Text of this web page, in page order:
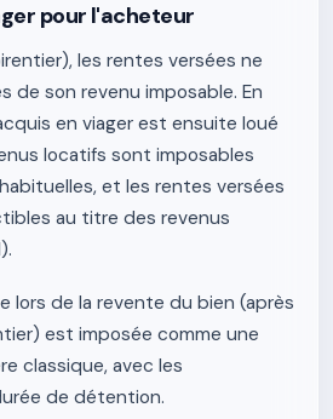
pour l'acheteur
les rentes versées ne
de son revenu imposable. En
en viager est ensuite loué
locatifs sont imposables
et les rentes versées
au titre des revenus
lors de la revente du bien (après
est imposée comme une
classique, avec les
de détention.